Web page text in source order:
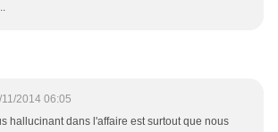
2014 06:05
hallucinant dans l'affaire est surtout que nous